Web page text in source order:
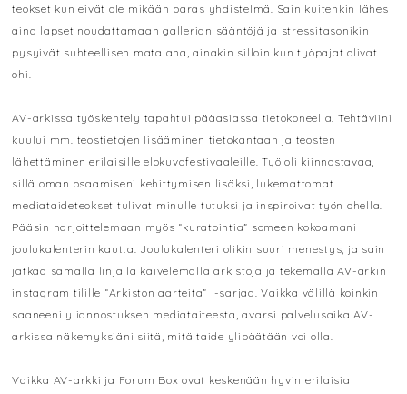
teokset kun eivät ole mikään paras yhdistelmä. Sain kuitenkin lähes
aina lapset noudattamaan gallerian sääntöjä ja stressitasonikin
pysyivät suhteellisen matalana, ainakin silloin kun työpajat olivat
ohi.
AV-arkissa työskentely tapahtui pääasiassa tietokoneella. Tehtäviini
kuului mm. teostietojen lisääminen tietokantaan ja teosten
lähettäminen erilaisille elokuvafestivaaleille. Työ oli kiinnostavaa,
sillä oman osaamiseni kehittymisen lisäksi, lukemattomat
mediataideteokset tulivat minulle tutuksi ja inspiroivat työn ohella.
Pääsin harjoittelemaan myös “kuratointia” someen kokoamani
joulukalenterin kautta. Joulukalenteri olikin suuri menestys, ja sain
jatkaa samalla linjalla kaivelemalla arkistoja ja tekemällä AV-arkin
instagram tilille “Arkiston aarteita” -sarjaa. Vaikka välillä koinkin
saaneeni yliannostuksen mediataiteesta, avarsi palvelusaika AV-
arkissa näkemyksiäni siitä, mitä taide ylipäätään voi olla.
Vaikka AV-arkki ja Forum Box ovat keskenään hyvin erilaisia